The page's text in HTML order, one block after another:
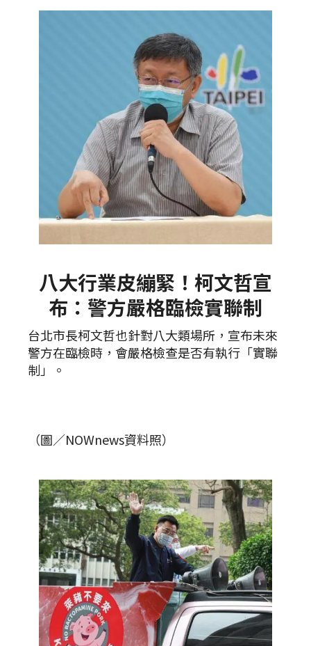
八大行業皮繃緊！柯文哲宣
布：警方嚴格臨檢實聯制
台北市長柯文哲也針對八大類場所，宣布未來
警方在臨檢時，會嚴格檢查是否有執行「實聯
制」。
（圖／NOWnews資料照）